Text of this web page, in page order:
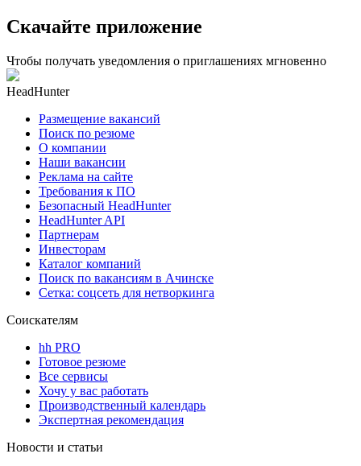
Скачайте приложение
Чтобы получать уведомления о приглашениях мгновенно
HeadHunter
Размещение вакансий
Поиск по резюме
О компании
Наши вакансии
Реклама на сайте
Требования к ПО
Безопасный HeadHunter
HeadHunter API
Партнерам
Инвесторам
Каталог компаний
Поиск по вакансиям в Ачинске
Сетка: соцсеть для нетворкинга
Соискателям
hh PRO
Готовое резюме
Все сервисы
Хочу у вас работать
Производственный календарь
Экспертная рекомендация
Новости и статьи